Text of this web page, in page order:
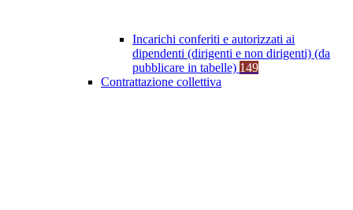
Incarichi conferiti e autorizzati ai
dipendenti (dirigenti e non dirigenti) (da
pubblicare in tabelle) 149
Contrattazione collettiva